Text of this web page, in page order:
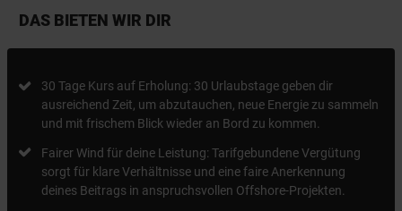
DAS BIETEN WIR DIR
30 Tage Kurs auf Erholung: 30 Urlaubstage geben dir
ausreichend Zeit, um abzutauchen, neue Energie zu sammeln
und mit frischem Blick wieder an Bord zu kommen.
Fairer Wind für deine Leistung: Tarifgebundene Vergütung
sorgt für klare Verhältnisse und eine faire Anerkennung
deines Beitrags in anspruchsvollen Offshore-Projekten.